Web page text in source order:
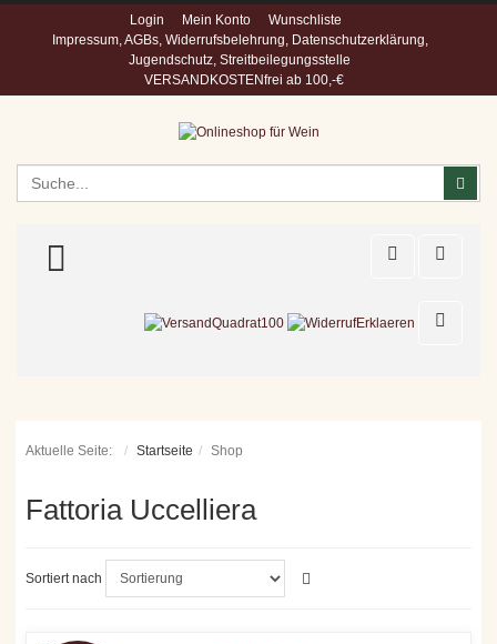
Login Mein Konto
Wunschliste
Impressum, AGBs, Widerrufsbelehrung, Datenschutzerklärung,
Jugendschutz, Streitbeilegungsstelle
VERSANDKOSTENfrei ab 100,-€
TOGGLE MENU
Aktuelle Seite: Startseite Shop
Fattoria Uccelliera
Sortiert nach